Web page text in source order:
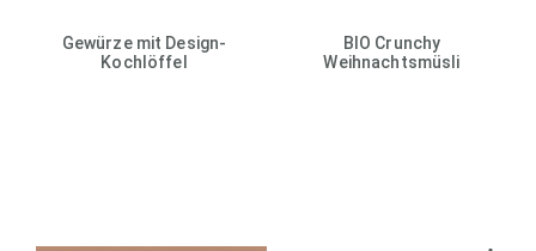
Gewürze mit Design-
Kochlöffel
BIO Crunchy
Weihnachtsmüsli